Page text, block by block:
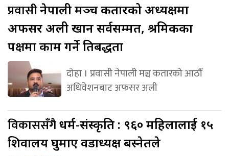
प्रवासीनेपाली मञ्च कतारको अध्यक्षमा
अफसर अली खान सर्वसम्मत, श्रमिकका
पक्षमा काम गर्ने प्रतिबद्धता
दोहा । प्रवासी नेपाली मञ्च कतारको आठौँ
अधिवेशनबाट अफसर अली
विकाससँगैधर्म-संस्कृति : ९६० महिलालाई १५
शिवालय घुमाए वडाध्यक्ष बस्नेतले